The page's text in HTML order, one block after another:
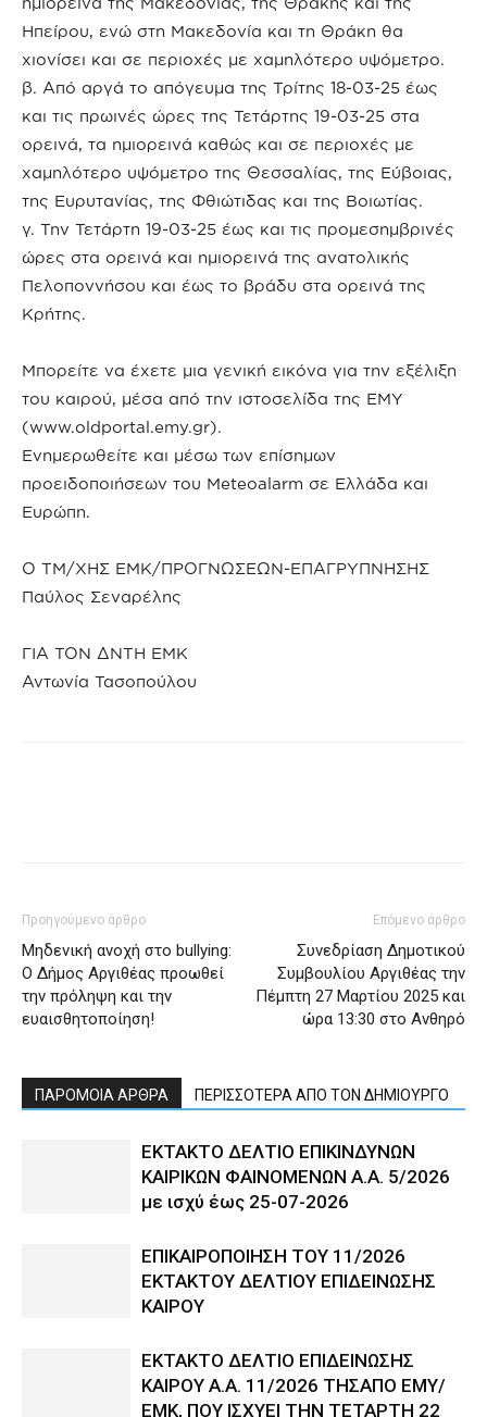
Ηπείρου, ενώ στη Μακεδονία και τη Θράκη θα
χιονίσει και σε περιοχές με χαμηλότερο υψόμετρο.
β. Από αργά το απόγευμα της Τρίτης 18-03-25 έως
και τις πρωινές ώρες της Τετάρτης 19-03-25 στα
ορεινά, τα ημιορεινά καθώς και σε περιοχές με
χαμηλότερο υψόμετρο της Θεσσαλίας, της Εύβοιας,
της Ευρυτανίας, της Φθιώτιδας και της Βοιωτίας.
γ. Την Τετάρτη 19-03-25 έως και τις προμεσημβρινές
ώρες στα ορεινά και ημιορεινά της ανατολικής
Πελοποννήσου και έως το βράδυ στα ορεινά της
Κρήτης.
Μπορείτε να έχετε μια γενική εικόνα για την εξέλιξη
του καιρού, μέσα από την ιστοσελίδα της ΕΜΥ
(www.oldportal.emy.gr).
Ενημερωθείτε και μέσω των επίσημων
προειδοποιήσεων του Meteoalarm σε Ελλάδα και
Ευρώπη.
Ο ΤΜ/ΧΗΣ ΕΜΚ/ΠΡΟΓΝΩΣΕΩΝ-ΕΠΑΓΡΥΠΝΗΣΗΣ
Παύλος Σεναρέλης
ΓΙΑ ΤΟΝ ΔΝΤΗ ΕΜΚ
Αντωνία Τασοπούλου
Προηγούμενο άρθρο
Μηδενική ανοχή στο bullying:
Ο Δήμος Αργιθέας προωθεί
την πρόληψη και την
ευαισθητοποίηση!
Επόμενο άρθρο
Συνεδρίαση Δημοτικού
Συμβουλίου Αργιθέας την
Πέμπτη 27 Μαρτίου 2025 και
ώρα 13:30 στο Ανθηρό
ΠΑΡΟΜΟΙΑ ΑΡΘΡΑ ΠΕΡΙΣΣΟΤΕΡΑ ΑΠΟ ΤΟΝ ΔΗΜΙΟΥΡΓΟ
ΕΚΤΑΚΤΟ ΔΕΛΤΙΟ ΕΠΙΚΙΝΔΥΝΩΝ
ΚΑΙΡΙΚΩΝ ΦΑΙΝΟΜΕΝΩΝ Α.Α. 5/2026
με ισχύ έως 25-07-2026
ΕΠΙΚΑΙΡΟΠΟΙΗΣΗ ΤΟΥ 11/2026
ΕΚΤΑΚΤΟΥ ΔΕΛΤΙΟΥ ΕΠΙΔΕΙΝΩΣΗΣ
ΚΑΙΡΟΥ
ΕΚΤΑΚΤΟ ΔΕΛΤΙΟ ΕΠΙΔΕΙΝΩΣΗΣ
ΚΑΙΡΟΥ Α.Α. 11/2026 ΤΗΣΑΠΟ ΕΜΥ/
ΕΜΚ, ΠΟΥ ΙΣΧΥΕΙ ΤΗΝ ΤΕΤΑΡΤΗ 22